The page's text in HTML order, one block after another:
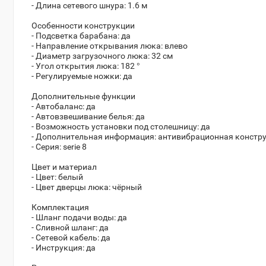
- Длина сетевого шнура: 1.6 м
Особенности конструкции
- Подсветка барабана: да
- Направление открывания люка: влево
- Диаметр загрузочного люка: 32 см
- Угол открытия люка: 182 °
- Регулируемые ножки: да
Дополнительные функции
- Автобаланс: да
- Автовзвешивание белья: да
- Возможность установки под столешницу: да
- Дополнительная информация: антивибрационная
- Серия: serie 8
Цвет и материал
- Цвет: белый
- Цвет дверцы люка: чёрный
Комплектация
- Шланг подачи воды: да
- Сливной шланг: да
- Сетевой кабель: да
- Инструкция: да